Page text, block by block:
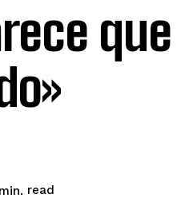
que
min. read